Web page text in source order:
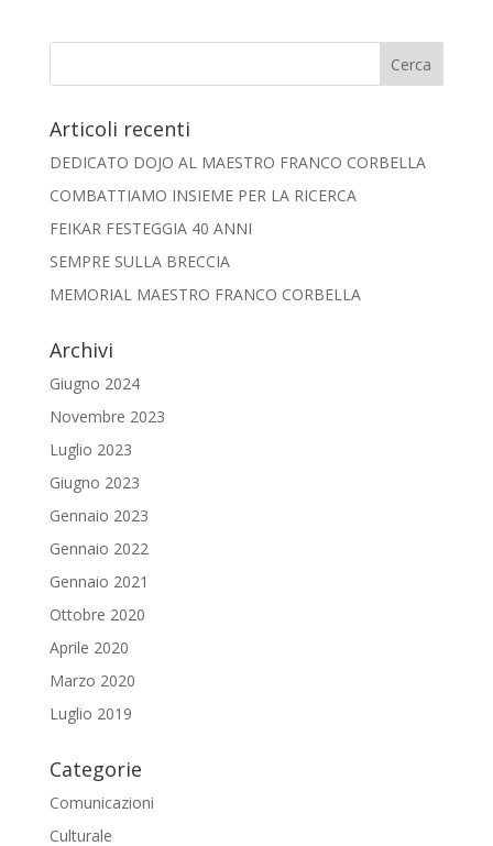
Articoli recenti
DEDICATO DOJO AL MAESTRO FRANCO CORBELLA
COMBATTIAMO INSIEME PER LA RICERCA
FEIKAR FESTEGGIA 40 ANNI
SEMPRE SULLA BRECCIA
MEMORIAL MAESTRO FRANCO CORBELLA
Archivi
Giugno 2024
Novembre 2023
Luglio 2023
Giugno 2023
Gennaio 2023
Gennaio 2022
Gennaio 2021
Ottobre 2020
Aprile 2020
Marzo 2020
Luglio 2019
Categorie
Comunicazioni
Culturale